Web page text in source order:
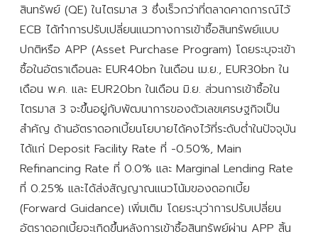
สินทรัพย์ (QE) ในไตรมาส 3 ซึ่งเร็วกว่าที่ตลาดคาดการณ์ไว้
ECB ได้ทำการปรับเปลี่ยนแนวทางการเข้าซื้อสินทรัพย์แบบ
ปกติหรือ APP (Asset Purchase Program) โดยระบุจะเข้า
ซื้อในอัตราเดือนละ EUR40bn ในเดือน เม.ย., EUR30bn ใน
เดือน พ.ค. และ EUR20bn ในเดือน มิ.ย. ส่วนการเข้าซื้อใน
ไตรมาส 3 จะขึ้นอยู่กับพัฒนาการของตัวเลขเศรษฐกิจเป็น
สำคัญ ด้านอัตราดอกเบี้ยนโยบายได้คงไว้ที่ระดับต่ำในปัจจุบัน
ได้แก่ Deposit Facility Rate ที่ -0.50%, Main
Refinancing Rate ที่ 0.0% และ Marginal Lending Rate
ที่ 0.25% และได้ส่งสัญญาณแนวโน้มของดอกเบี้ย
(Forward Guidance) เพิ่มเติม โดยระบุว่าการปรับเปลี่ยน
อัตราดอกเบี้ยจะเกิดขึ้นหลังการเข้าซื้อสินทรัพย์ผ่าน APP สิ้น